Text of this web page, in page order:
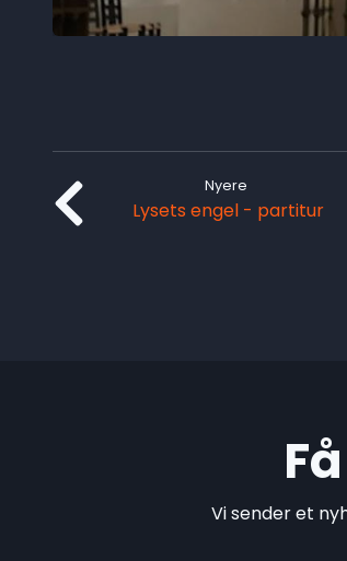
Nyere
Lysets engel - partitur
Vi sender et